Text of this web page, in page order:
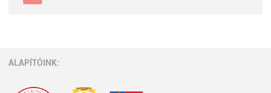
ALAPÍTÓINK: